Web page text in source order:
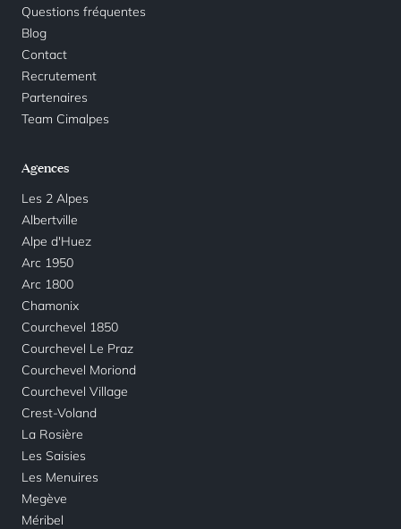
Questions fréquentes
Blog
Contact
Recrutement
Partenaires
Team Cimalpes
Agences
Les 2 Alpes
Albertville
Alpe d'Huez
Arc 1950
Arc 1800
Chamonix
Courchevel 1850
Courchevel Le Praz
Courchevel Moriond
Courchevel Village
Crest-Voland
La Rosière
Les Saisies
Les Menuires
Megève
Méribel